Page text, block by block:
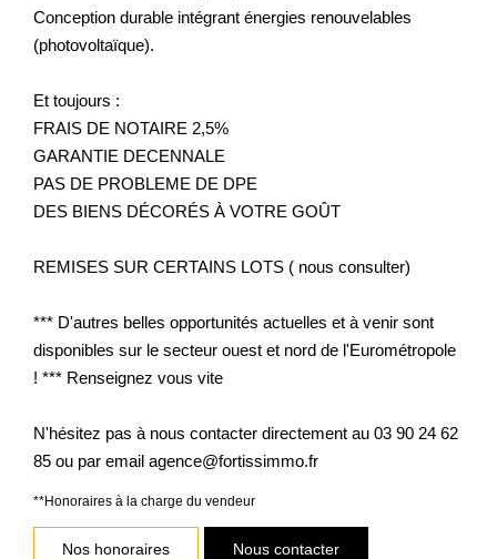
Conception durable intégrant énergies renouvelables
(photovoltaïque).
Et toujours :
FRAIS DE NOTAIRE 2,5%
GARANTIE DECENNALE
PAS DE PROBLEME DE DPE
DES BIENS DÉCORÉS À VOTRE GOÛT
REMISES SUR CERTAINS LOTS ( nous consulter)
*** D'autres belles opportunités actuelles et à venir sont
disponibles sur le secteur ouest et nord de l'Eurométropole
! *** Renseignez vous vite
N'hésitez pas à nous contacter directement au 03 90 24 62
85 ou par email agence@fortissimmo.fr
**Honoraires à la charge du vendeur
Nos honoraires Nous contacter